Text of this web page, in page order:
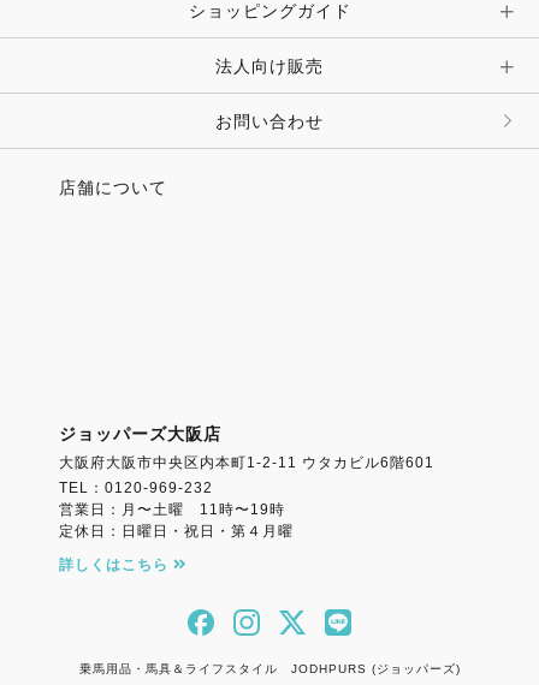
キーホルダー・チャーム・ストラップ
その他 アクセサリーショッピングガイド
法人向け販売
お問い合わせ
店舗について
ジョッパーズ大阪店
大阪府大阪市中央区内本町1-2-11 ウタカビル6階601
TEL：0120-969-232
営業日：月〜土曜 11時〜19時
定休日：日曜日・祝日・第４月曜
詳しくはこちら
乗馬用品・馬具＆ライフスタイル JODHPURS (ジョッパーズ)